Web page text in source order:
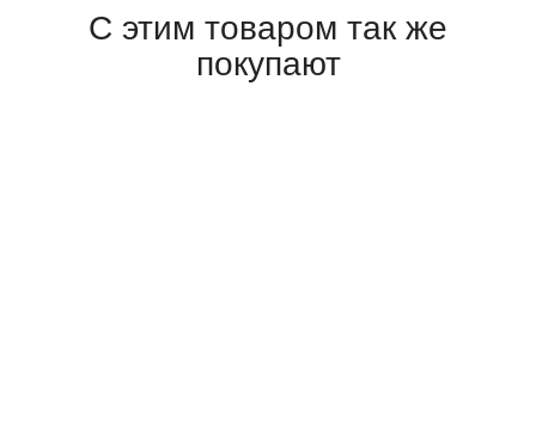
С этим товаром так же
покупают